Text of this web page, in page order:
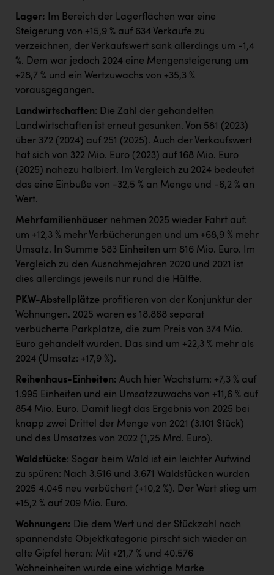
Lager: Im Bereich der Lagerflächen war eine
Steigerung von +15,9 % auf 634 Verkäufe zu
verzeichnen, der Verkaufswert sank allerdings um -1,4
%. Dem war jedoch 2024 eine Mengensteigerung um
+28,7 % und ein Wertzuwachs von +35,3 %
vorausgegangen.
Landwirtschaften: Die Zahl der gehandelten
Landwirtschaften ist erneut gesunken. Von 581 (2023)
über 372 (2024) auf 251 (2025). Auch der Verkaufswert
hat sich von 322 Mio. Euro (2023) auf 168 Mio. Euro
(2025) nahezu halbiert. Im Vergleich zu 2024 bedeutet
das eine Einbuße von -32,5 % an Menge und -6,2 % an
Wert.
Mehrfamilienhäuser nehmen 2025 wieder Fahrt auf:
um +12,3 % mehr Verbücherungen und um +68,9 % mehr
Umsatz. In Summe 583 Einheiten um 816 Mio. Euro. Im
Vergleich zu den Ausnahmejahren 2020 und 2021 ist
dies allerdings jeweils nur rund die Hälfte.
PKW-Abstellplätze profitieren von der Konjunktur der
Wohnungen. 2025 waren es 18.868 separat
verbücherte Parkplätze, die zum Preis von 374 Mio.
Euro gehandelt wurden. Das sind um +22,3 % mehr als
2024 (Umsatz: +17,9 %).
Reihenhaus-Einheiten: Auch hier Wachstum: +7,3 % auf
1.995 Einheiten und ein Umsatzzuwachs von +11,6 % auf
854 Mio. Euro. Damit liegt das Ergebnis von 2025 bei
knapp zwei Drittel der Menge von 2021 (3.101 Stück)
und des Umsatzes von 2022 (1,25 Mrd. Euro).
Waldstücke: Sogar beim Wald ist ein leichter Aufwind
zu spüren: Nach 3.516 und 3.671 Waldstücken wurden
2025 4.045 neu verbüchert (+10,2 %). Der Wert stieg um
+15,2 % auf 209 Mio. Euro.
Wohnungen: Die dem Wert und der Stückzahl nach
spannendste Objektkategorie pirscht sich wieder an
alte Gipfel heran: Mit +21,7 % und 40.576
Wohneinheiten wurde eine wichtige Marke